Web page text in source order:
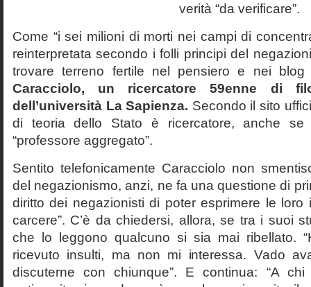
verità “da verificare”.
Come “i sei milioni di morti nei campi di
reinterpretata secondo i folli principi del
trovare terreno fertile nel pensiero e nei
Caracciolo, un ricercatore 59enne di
dell’università La Sapienza. Secondo il sito
di teoria dello Stato è ricercatore, anche
“professore aggregato”.
Sentito telefonicamente Caracciolo non
del negazionismo, anzi, ne fa una questione di
diritto dei negazionisti di poter esprimere le loro
carcere”. C’è da chiedersi, allora, se tra i suoi
che lo leggono qualcuno si sia mai ribellato.
ricevuto insulti, ma non mi interessa. Vado
discuterne con chiunque”. E continua: “A